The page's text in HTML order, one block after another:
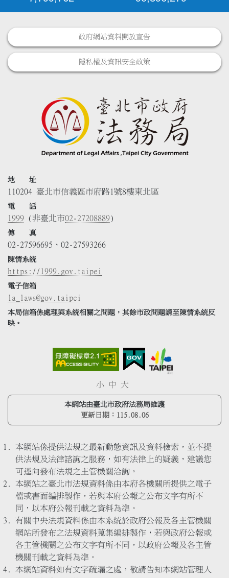
政府網站資料開放宣告
隱私權及資訊安全政策
地 址
110204 臺北市信義區市府路1號8樓東北區
電 話
1999 (非臺北市02-27208889)
傳 真
02-27596695、02-27593266
陳情系統
https://1999.gov.taipei
電子信箱
la_laws@gov.taipei
本局信箱係處理與系統相關之問題，其餘市政問題請至陳情系統反
映。
小 中 大
本網站由臺北市政府法務局維護
更新日期： 115.08.06
本網站係提供法規之最新動態資訊及資料檢索，並不提
供法規及法律諮詢之服務，如有法律上的疑義，建議您
可逕向發布法規之主管機關洽詢。
本網站之臺北市法規資料係由本府各機關所提供之電子
檔或書面編排製作，若與本府公報之公布文字有所不
同，以本府公報刊載之資料為準。
有關中央法規資料係由本系統於政府公報及各主管機關
網站所發布之法規資料蒐集編排製作，若與政府公報或
各主管機關之公布文字有所不同，以政府公報及各主管
機關刊載之資料為準。
本網站資料如有文字疏漏之處，敬請告知本網站管理人